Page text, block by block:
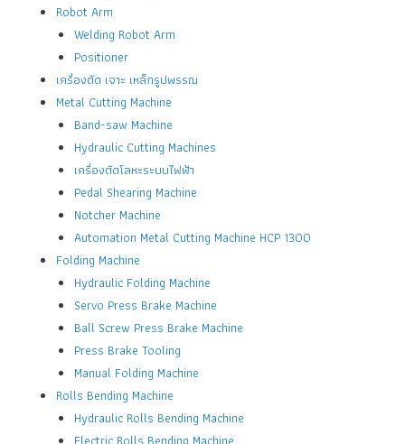
Robot Arm
Welding Robot Arm
Positioner
เครื่องตัด เจาะ เหล็กรูปพรรณ
Metal Cutting Machine
Band-saw Machine
Hydraulic Cutting Machines
เครื่องตัดโลหะระบบไฟฟ้า
Pedal Shearing Machine
Notcher Machine
Automation Metal Cutting Machine HCP 1300
Folding Machine
Hydraulic Folding Machine
Servo Press Brake Machine
Ball Screw Press Brake Machine
Press Brake Tooling
Manual Folding Machine
Rolls Bending Machine
Hydraulic Rolls Bending Machine